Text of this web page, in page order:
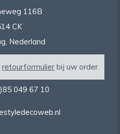
116B
CK
Nederland
retourformulier bij uw order.
049 67 10